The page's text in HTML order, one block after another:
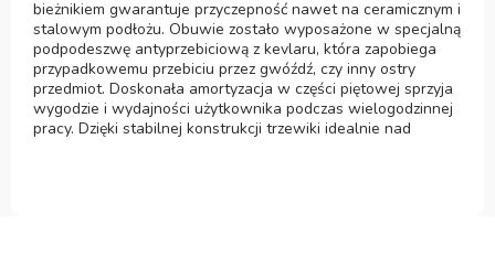
bieżnikiem gwarantuje przyczepność nawet na ceramicznym i
stalowym podłożu. Obuwie zostało wyposażone w specjalną
podpodeszwę antyprzebiciową z kevlaru, która zapobiega
przypadkowemu przebiciu przez gwóźdź, czy inny ostry
przedmiot. Doskonała amortyzacja w części piętowej sprzyja
wygodzie i wydajności użytkownika podczas wielogodzinnej
pracy. Dzięki stabilnej konstrukcji trzewiki idealnie nad